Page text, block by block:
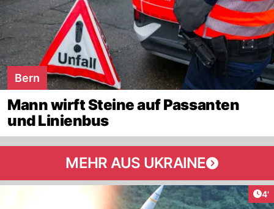
Bern
Mann wirft Steine auf Passanten
und Linienbus
MEHR AUS UKRAINE
4'